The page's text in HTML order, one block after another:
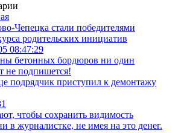
Чепецка стали победителями
родительских инициатив
08:47:29
бетонных бордюров ни один
не подпишется!
подрядчик приступил к демонтажу
чтобы сохранить видимость
в журналистке, не имея на это денег.